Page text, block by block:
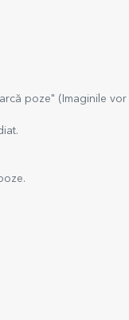
poze" (Imaginile vor